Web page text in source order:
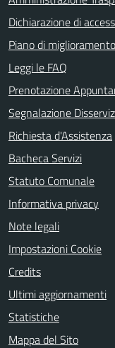
Dichiarazione di
Piano di
Leggi le FAQ
Prenotazione
Segnalazione
Richiesta d'Assistenza
Bacheca Servizi
Statuto Comunale
Informativa privacy
Note legali
Impostazioni Cookie
Credits
Ultimi aggiornamenti
Statistiche
Mappa del Sito